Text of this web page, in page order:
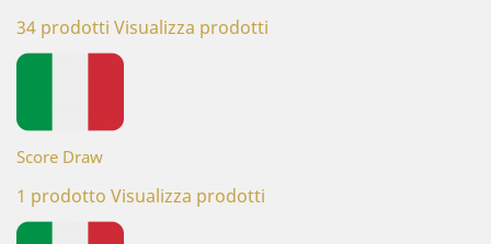
34 prodotti Visualizza prodotti
Score Draw
1 prodotto Visualizza prodotti